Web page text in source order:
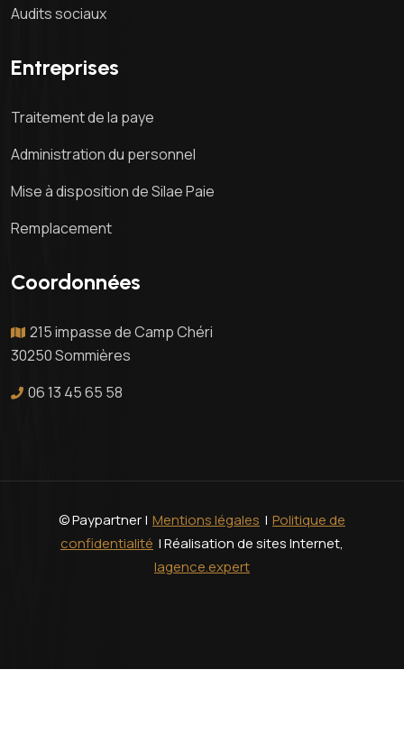
Audits sociaux
Entreprises
Traitement de la paye
Administration du personnel
Mise à disposition de Silae Paie
Remplacement
Coordonnées
215 impasse de Camp Chéri
30250 Sommières
06 13 45 65 58
© Paypartner | Mentions légales | Politique de
confidentialité | Réalisation de sites Internet,
lagence.expert